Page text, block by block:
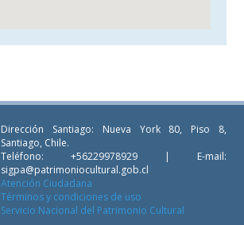
Dirección Santiago: Nueva York 80, Piso 8,
Santiago, Chile.
Teléfono: +56229978929 | E-mail:
sigpa@patrimoniocultural.gob.cl
Atención Ciudadana
Términos y condiciones de uso
Servicio Nacional del Patrimonio Cultural